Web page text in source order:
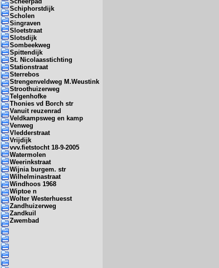
Schiphorstdijk
Scholen
Singraven
Sloetstraat
Slotsdijk
Sombeekweg
Spittendijk
St. Nicolaasstichting
Stationstraat
Sterrebos
Strengenveldweg M.Weustink
Stroothuizerweg
Telgenhofke
Thonies vd Borch str
Vanuit reuzenrad
Veldkampsweg en kamp
Venweg
Vledderstraat
Vrijdijk
vvv.fietstocht 18-9-2005
Watermolen
Weerinkstraat
Wijnia burgem. str
Wilhelminastraat
Windhoos 1968
Wiptoe n
Wolter Westerhuesst
Zandhuizerweg
Zandkuil
Zwembad